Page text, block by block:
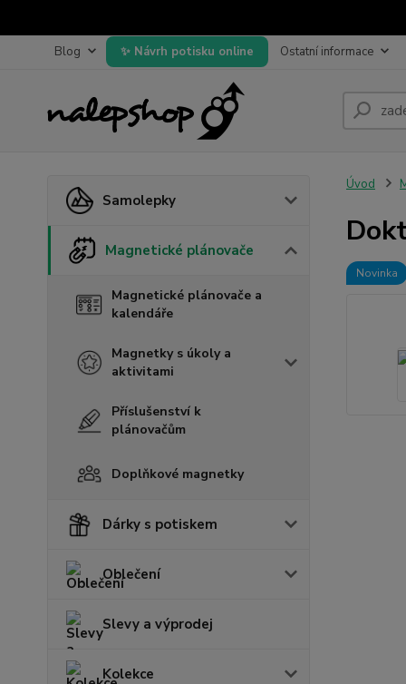
Blog Návrh potisku online Ostatní informace
Samolepky
Magnetické plánovače
Magnetické plánovače a
kalendáře
Magnetky s úkoly a
aktivitami
Příslušenství k
plánovačům
Doplňkové magnetky
Dárky s potiskem
Oblečení
Slevy a výprodej
Kolekce
Úvod
Novinka